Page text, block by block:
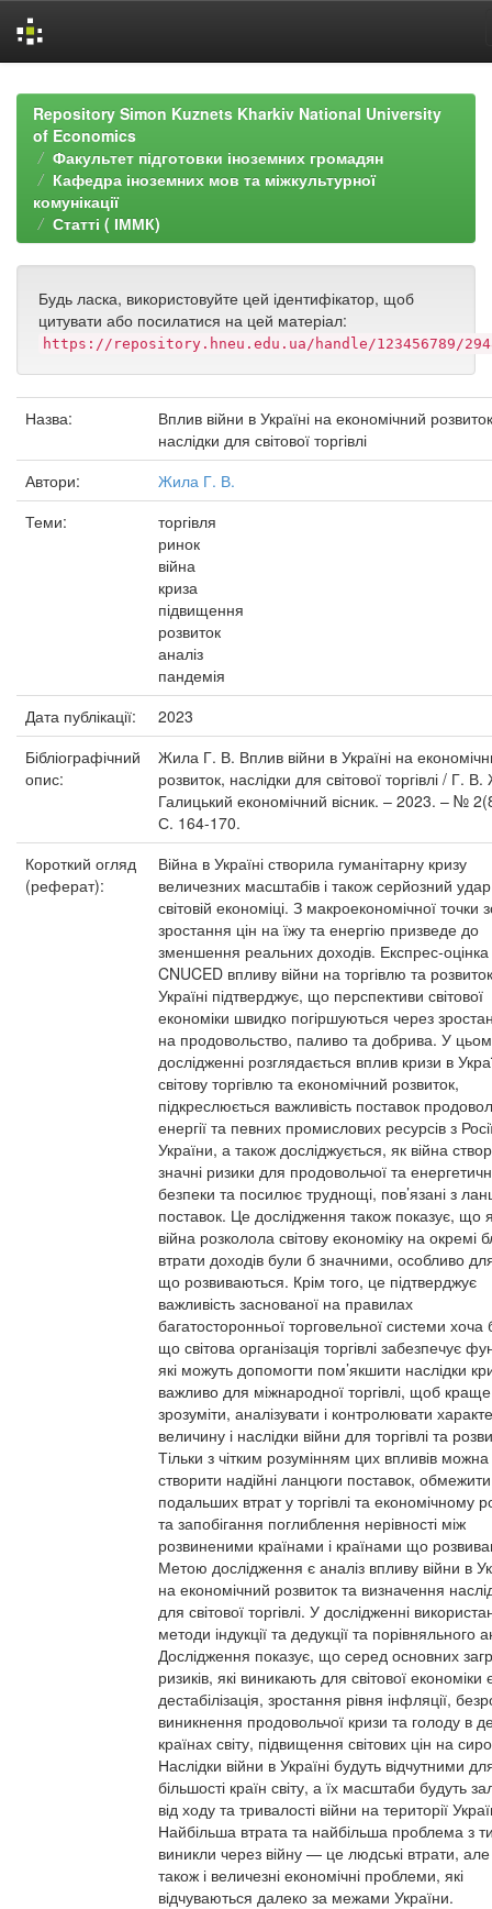
navigationRepository Simon Kuznets Kharkiv National University
of Economics
Факультет підготовки іноземних громадян
Кафедра іноземних мов та міжкультурної
комунікації
Статті ( ІММК)
Будь ласка, використовуйте цей ідентифікатор, щоб
цитувати або посилатися на цей матеріал:
https://repository.hneu.edu.ua/handle/123456789/
Назва:
Вплив війни в Україні на економічний
наслідки для світової торгівлі
Автори:
Жила Г. В.
Теми:
торгівля
ринок
війна
криза
підвищення
розвиток
аналіз
пандемія
Дата публікації:
2023
Бібліографічний
опис:
Жила Г. В. Вплив війни в Україні на
розвиток, наслідки для світової торгівлі / Г.
Галицький економічний вісник. – 2023. – №
С. 164-170.
Короткий огляд
(реферат):
Війна в Україні створила гуманітарну кризу
величезних масштабів і також серйозний
світовій економіці. З макроекономічної точки
зростання цін на їжу та енергію призведе до
зменшення реальних доходів. Експрес-оцінка
CNUCED впливу війни на торгівлю та
Україні підтверджує, що перспективи світової
економіки швидко погіршуються через
на продовольство, паливо та добрива. У
дослідженні розглядається вплив кризи в
світову торгівлю та економічний розвиток,
підкреслюється важливість поставок
енергії та певних промислових ресурсів з
України, а також досліджується, як війна
значні ризики для продовольчої та
безпеки та посилює труднощі, пов’язані з
поставок. Це дослідження також показує, що
війна розколола світову економіку на окремі
втрати доходів були б значними, особливо
що розвиваються. Крім того, це підтверджує
важливість заснованої на правилах
багатосторонньої торговельної системи хоча
що світова організація торгівлі забезпечує
які можуть допомогти пом’якшити наслідки
важливо для міжнародної торгівлі, щоб краще
зрозуміти, аналізувати і контролювати
величину і наслідки війни для торгівлі та
Тільки з чітким розумінням цих впливів можна
створити надійні ланцюги поставок, обмежити
подальших втрат у торгівлі та економічному
та запобігання поглиблення нерівності між
розвиненими країнами і країнами що
Метою дослідження є аналіз впливу війни в
на економічний розвиток та визначення
для світової торгівлі. У дослідженні
методи індукції та дедукції та порівняльного
Дослідження показує, що серед основних
ризиків, які виникають для світової економіки
дестабілізація, зростання рівня інфляції,
виникнення продовольчої кризи та голоду в
країнах світу, підвищення світових цін на
Наслідки війни в Україні будуть відчутними
більшості країн світу, а їх масштаби будуть
від ходу та тривалості війни на території
Найбільша втрата та найбільша проблема з
виникли через війну — це людські втрати,
також і величезні економічні проблеми, які
відчуваються далеко за межами України.